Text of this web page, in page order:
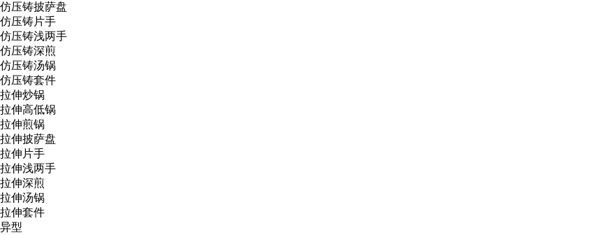
仿压铸披萨盘
仿压铸片手
仿压铸浅两手
仿压铸深煎
仿压铸汤锅
仿压铸套件
拉伸炒锅
拉伸高低锅
拉伸煎锅
拉伸披萨盘
拉伸片手
拉伸浅两手
拉伸深煎
拉伸汤锅
拉伸套件
异型